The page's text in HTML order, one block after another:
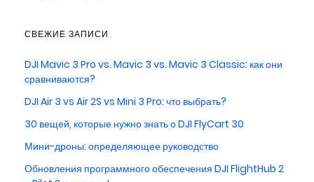
СВЕЖИЕ ЗАПИСИ
DJI Mavic 3 Pro vs. Mavic 3 vs. Mavic 3 Classic: как они
сравниваются?
DJI Air 3 vs Air 2S vs Mini 3 Pro: что выбрать?
30 вещей, которые нужно знать о DJI FlyCart 30
Мини-дроны: определяющее руководство
Обновления программного обеспечения DJI FlightHub 2